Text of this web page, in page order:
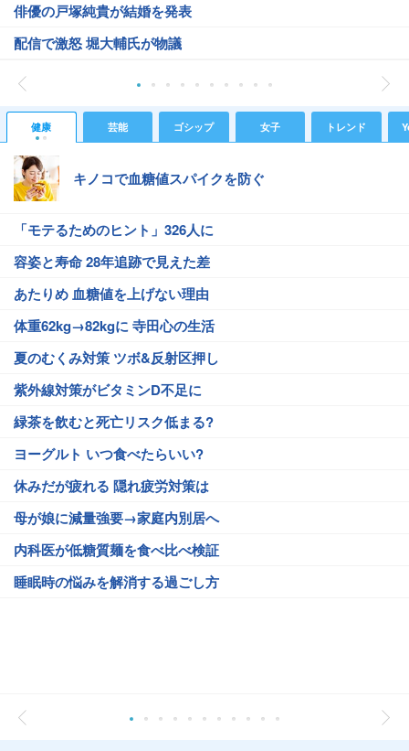
俳優の戸塚純貴が結婚を発表
配信で激怒 堀大輔氏が物議
健康 芸能 ゴシップ 女子 トレンド
キノコで血糖値スパイクを防ぐ
「モテるためのヒント」326人に
容姿と寿命 28年追跡で見えた差
あたりめ 血糖値を上げない理由
体重62kg→82kgに 寺田心の生活
夏のむくみ対策 ツボ&反射区押し
紫外線対策がビタミンD不足に
緑茶を飲むと死亡リスク低まる?
ヨーグルト いつ食べたらいい?
休みだが疲れる 隠れ疲労対策は
母が娘に減量強要→家庭内別居へ
内科医が低糖質麺を食べ比べ検証
睡眠時の悩みを解消する過ごし方